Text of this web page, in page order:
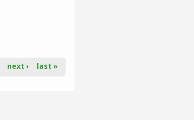
next › last »